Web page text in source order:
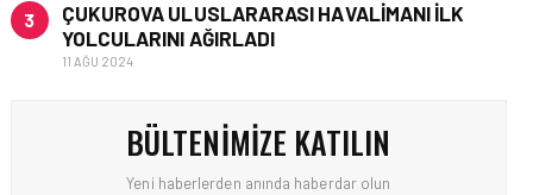
3
ÇUKUROVA ULUSLARARASI HAVALIMANI İLK
YOLCULARINI AĞIRLADI
11 AĞU 2024
BÜLTENIMIZE KATILIN
Yeni haberlerden anında haberdar olun